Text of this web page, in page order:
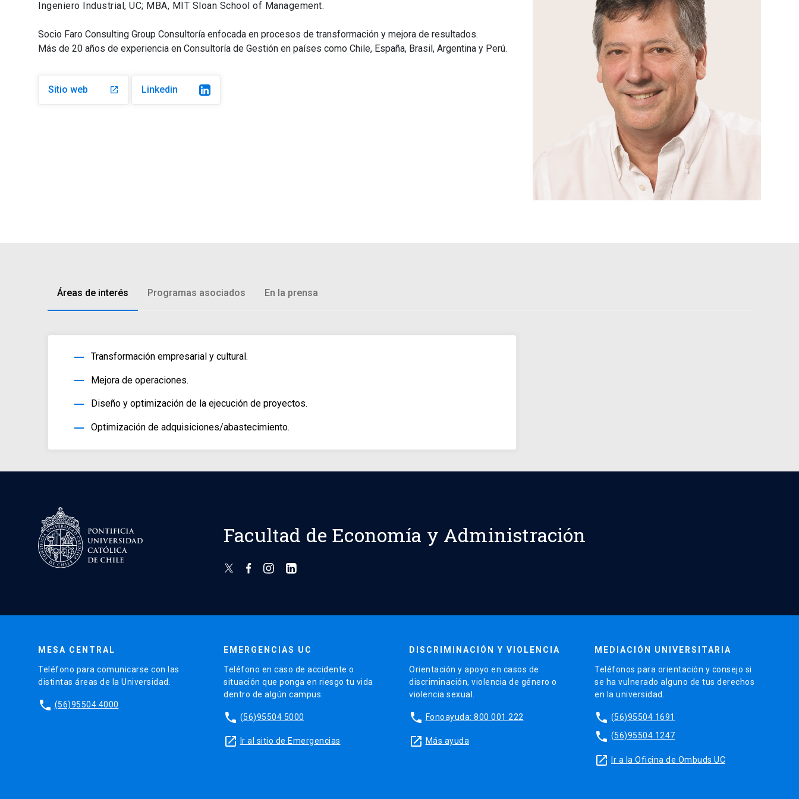
Ingeniero Industrial, UC; MBA, MIT Sloan School of Management.
Socio Faro Consulting Group Consultoría enfocada en procesos de transformación y mejora de resultados.
Más de 20 años de experiencia en Consultoría de Gestión en países como Chile, España, Brasil, Argentina y Perú.
Sitio web launch Linkedin
Áreas de interés Programas asociados En la prensa
horizontal_rule Transformación empresarial y cultural.
horizontal_rule Mejora de operaciones.
horizontal_rule Diseño y optimización de la ejecución de proyectos.
horizontal_rule Optimización de adquisiciones/abastecimiento.
Facultad de Economía y Administración
MESA CENTRAL
Teléfono para comunicarse con las
distintas áreas de la Universidad.
phone (56)95504 4000
EMERGENCIAS UC
Teléfono en caso de accidente o
situación que ponga en riesgo tu vida
dentro de algún campus.
phone (56)95504 5000
launch Ir al sitio de Emergencias
DISCRIMINACIÓN Y VIOLENCIA
Orientación y apoyo en casos de
discriminación, violencia de género o
violencia sexual.
phone Fonoayuda: 800 001 222
launch Más ayuda
MEDIACIÓN UNIVERSITARIA
Teléfonos para orientación y consejo si
se ha vulnerado alguno de tus derechos
en la universidad.
phone (56)95504 1691
phone (56)95504 1247
launch Ir a la Oficina de Ombuds UC